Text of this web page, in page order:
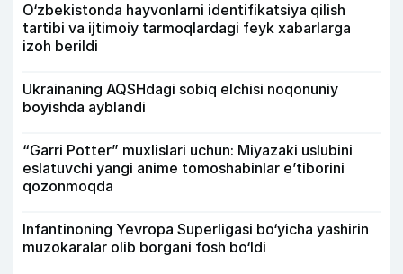
O‘zbekistonda hayvonlarni identifikatsiya qilish
tartibi va ijtimoiy tarmoqlardagi feyk xabarlarga
izoh berildi
Ukrainaning AQSHdagi sobiq elchisi noqonuniy
boyishda ayblandi
“Garri Potter” muxlislari uchun: Miyazaki uslubini
eslatuvchi yangi anime tomoshabinlar e’tiborini
qozonmoqda
Infantinoning Yevropa Superligasi bo‘yicha yashirin
muzokaralar olib borgani fosh bo‘ldi